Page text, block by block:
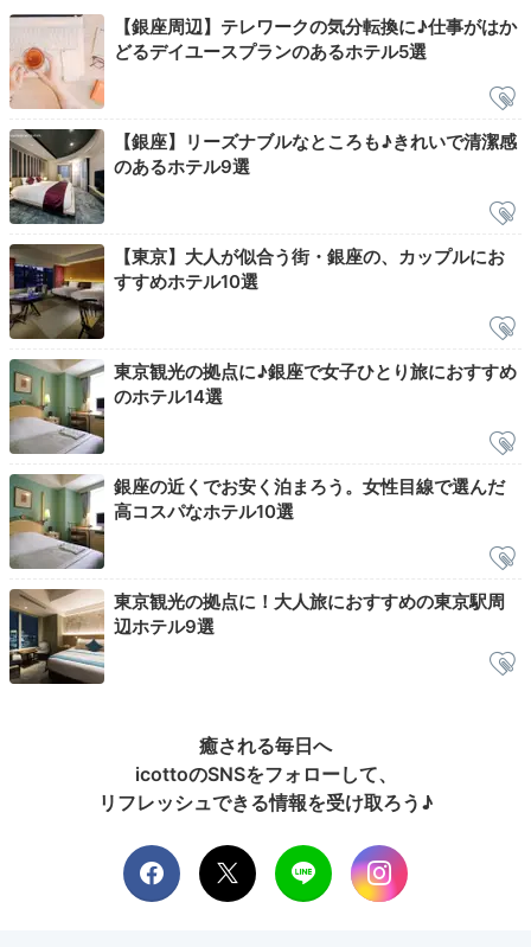
ェックアウトです。
Sightseeing
11:30
築地場外市場で
グルメを堪能
築地場外市場 築
ホテルは、約460店舗が集まる「築地場外市場」へも徒
歩でお散歩しながら行けます。新鮮な海鮮をはじめ、卵
焼き、マグロメンチカツなどカジュアルに楽しめるグル
Return trip
観光もホテル滞在も満喫
【銀座周辺】テレワークの気分転換に♪仕事がはか
どるデイユースプランのあるホテル5選
【銀座】リーズナブルなところも♪きれいで清潔感
のあるホテル9選
【東京】大人が似合う街・銀座の、カップルにお
すすめホテル10選
東京観光の拠点に♪銀座で女子ひとり旅におすすめ
のホテル14選
銀座の近くでお安く泊まろう。女性目線で選んだ
高コスパなホテル10選
東京観光の拠点に！大人旅におすすめの東京駅周
辺ホテル9選
癒される毎日へ
icottoのSNSをフォローして、
リフレッシュできる情報を受け取ろう♪